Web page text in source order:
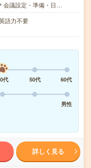
会議設定・準備・日…
語力不要
代 50代
60代
男性
詳しく見る